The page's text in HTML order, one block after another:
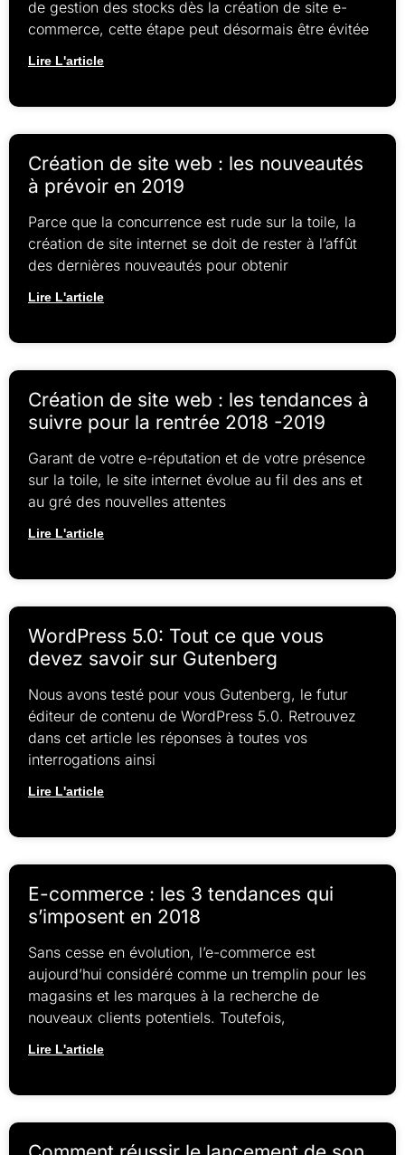
de gestion des stocks dès la création de site e-
commerce, cette étape peut désormais être évitée
Lire L'article
Création de site web : les nouveautés
à prévoir en 2019
Parce que la concurrence est rude sur la toile, la
création de site internet se doit de rester à l’affût
des dernières nouveautés pour obtenir
Lire L'article
Création de site web : les tendances à
suivre pour la rentrée 2018 -2019
Garant de votre e-réputation et de votre présence
sur la toile, le site internet évolue au fil des ans et
au gré des nouvelles attentes
Lire L'article
WordPress 5.0: Tout ce que vous
devez savoir sur Gutenberg
Nous avons testé pour vous Gutenberg, le futur
éditeur de contenu de WordPress 5.0. Retrouvez
dans cet article les réponses à toutes vos
interrogations ainsi
Lire L'article
E-commerce : les 3 tendances qui
s’imposent en 2018
Sans cesse en évolution, l’e-commerce est
aujourd’hui considéré comme un tremplin pour les
magasins et les marques à la recherche de
nouveaux clients potentiels. Toutefois,
Lire L'article